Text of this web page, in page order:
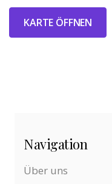
KARTE ÖFFNEN
Navigation
Über uns